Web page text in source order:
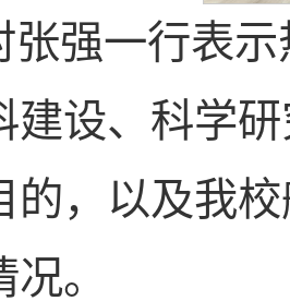
张强一行表
建设、科学
的，以及我
。